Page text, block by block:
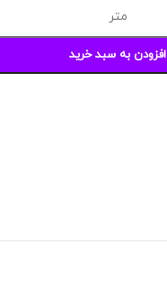
متر
افزودن به سبد خرید